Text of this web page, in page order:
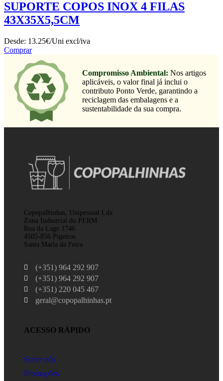
SUPORTE COPOS INOX 4 FILAS
43X35X5,5CM
Desde: 13.25€/Uni excl/iva
Comprar
Compromisso Ambiental: Nos artigos
aplicáveis, o valor final já inclui o
contributo Ponto Verde, garantindo a
reciclagem das embalagens e a
sustentabilidade da sua compra.
Copopalhinhas, Unipessoal Lda
Zona Industrial do PERM
Rua da Lage 1746
4505-856 Pigeiros
Santa Maria da Feira
(+351) 964 292 907
(+351) 964 292 907
(+351) 220 045 467
geral@copopalhinhas.pt
ACESSO RÁPIDO
Sobre nós
Promoções